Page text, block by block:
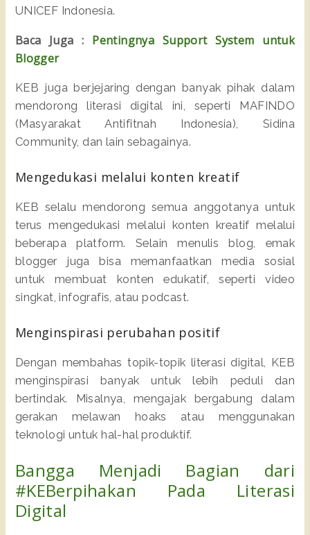
UNICEF Indonesia.
Baca Juga : Pentingnya Support System untuk
Blogger
KEB juga berjejaring dengan banyak pihak dalam
mendorong literasi digital ini, seperti MAFINDO
(Masyarakat Antifitnah Indonesia), Sidina
Community, dan lain sebagainya.
Mengedukasi melalui konten kreatif
KEB selalu mendorong semua anggotanya untuk
terus mengedukasi melalui konten kreatif melalui
beberapa platform. Selain menulis blog, emak
blogger juga bisa memanfaatkan media sosial
untuk membuat konten edukatif, seperti video
singkat, infografis, atau podcast.
Menginspirasi perubahan positif
Dengan membahas topik-topik literasi digital, KEB
menginspirasi banyak untuk lebih peduli dan
bertindak. Misalnya, mengajak bergabung dalam
gerakan melawan hoaks atau menggunakan
teknologi untuk hal-hal produktif.
Bangga Menjadi Bagian dari
#KEBerpihakan Pada Literasi
Digital